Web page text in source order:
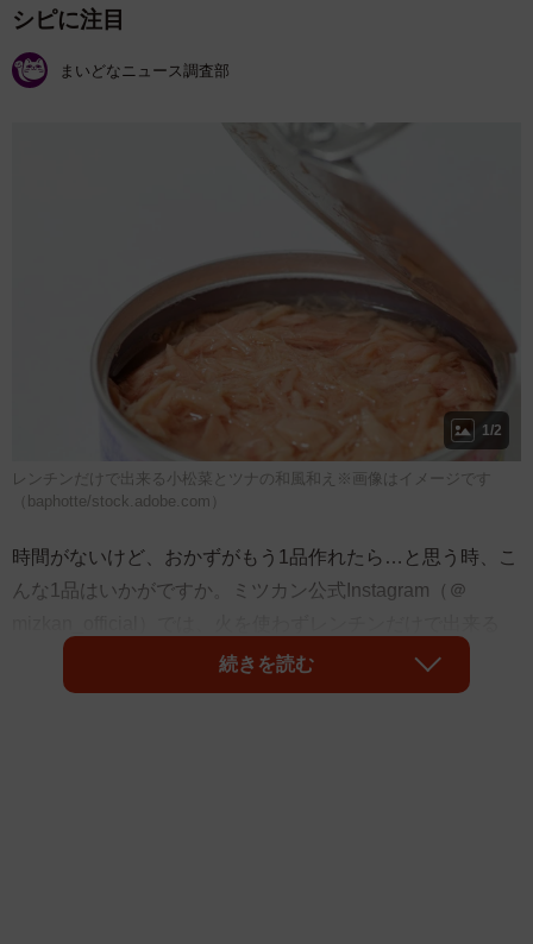
シピに注目
まいどなニュース調査部
1/2
レンチンだけで出来る小松菜とツナの和風和え※画像はイメージです
（baphotte/stock.adobe.com）
時間がないけど、おかずがもう1品作れたら…と思う時、こ
んな1品はいかがですか。ミツカン公式Instagram（＠
「小松菜とツナの和風和え」のレシピを紹介。なんと10分
以内で作れてしまうといい、3500件近い「いいね」が寄せ
続きを読む